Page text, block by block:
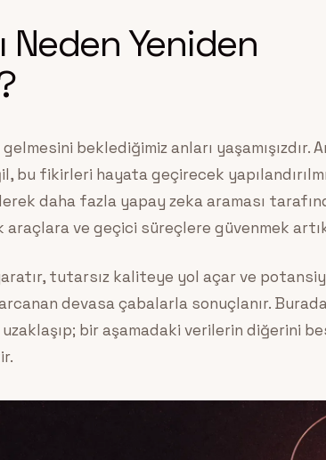
Neden Yeniden
beklediğimiz anları yaşamışızdır.
bu fikirleri hayata geçirecek
daha fazla yapay zeka araması
araçlara ve geçici süreçlere güvenmek
tutarsız kaliteye yol açar ve
devasa çabalarla sonuçlanır. Burada
bir aşamadaki verilerin diğerini